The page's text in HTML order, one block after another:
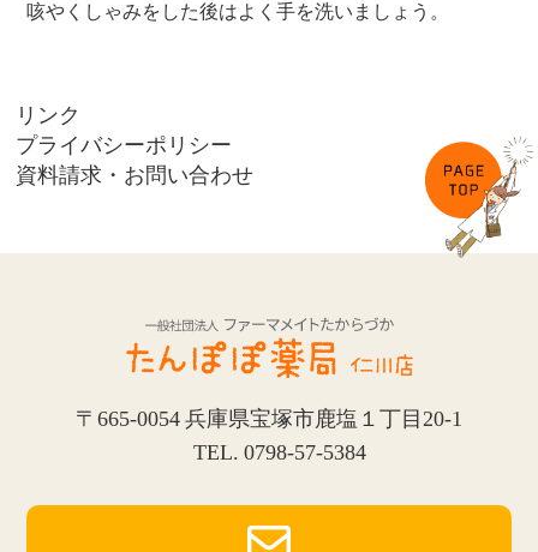
咳やくしゃみをした後はよく手を洗いましょう。
リンク
プライバシーポリシー
資料請求・お問い合わせ
〒665-0054 兵庫県宝塚市鹿塩１丁目20-1
TEL. 0798-57-5384